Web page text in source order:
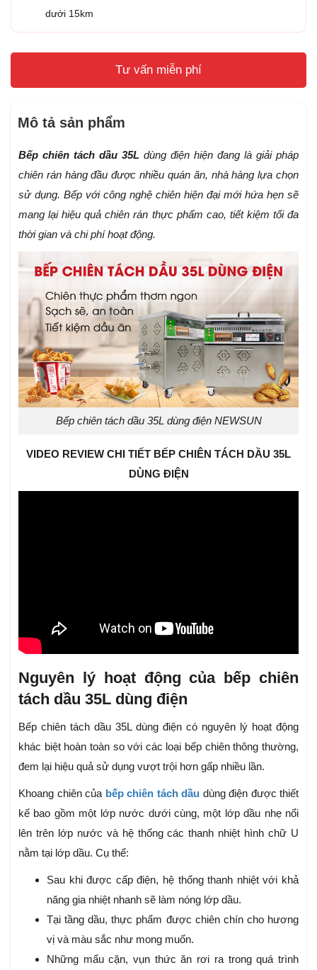
dưới 15km
Tư vấn miễn phí
Mô tả sản phẩm
Bếp chiên tách dầu 35L dùng điện hiện đang là giải pháp
chiên rán hàng đầu được nhiều quán ăn, nhà hàng lựa chọn
sử dụng. Bếp với công nghệ chiên hiện đại mới hứa hẹn sẽ
mang lại hiệu quả chiên rán thực phẩm cao, tiết kiệm tối đa
thời gian và chi phí hoạt động.
Bếp chiên tách dầu 35L dùng điện NEWSUN
VIDEO REVIEW CHI TIẾT BẾP CHIÊN TÁCH DẦU 35L
DÙNG ĐIỆN
Nguyên lý hoạt động của bếp chiên
tách dầu 35L dùng điện
Bếp chiên tách dầu 35L dùng điện có nguyên lý hoạt động
khác biệt hoàn toàn so với các loại bếp chiên thông thường,
đem lại hiệu quả sử dụng vượt trội hơn gấp nhiều lần.
Khoang chiên của bếp chiên tách dầu dùng điện được thiết
kế bao gồm một lớp nước dưới cùng, một lớp dầu nhẹ nổi
lên trên lớp nước và hệ thống các thanh nhiệt hình chữ U
nằm tại lớp dầu. Cụ thể:
Sau khi được cấp điện, hệ thống thanh nhiệt với khả
năng gia nhiệt nhanh sẽ làm nóng lớp dầu.
Tại tầng dầu, thực phẩm được chiên chín cho hương
vị và màu sắc như mong muốn.
Những mẩu cặn, vụn thức ăn rơi ra trong quá trình